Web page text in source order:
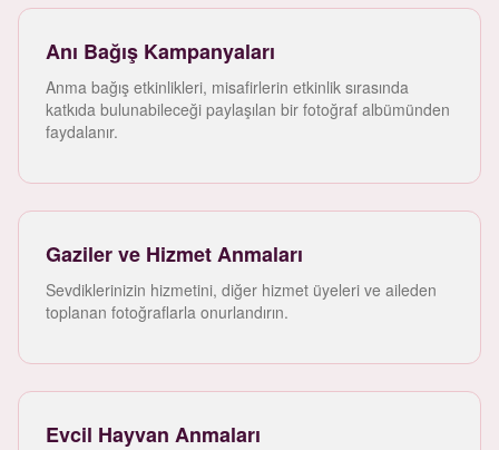
Anı Bağış Kampanyaları
Anma bağış etkinlikleri, misafirlerin etkinlik sırasında
katkıda bulunabileceği paylaşılan bir fotoğraf albümünden
faydalanır.
Gaziler ve Hizmet Anmaları
Sevdiklerinizin hizmetini, diğer hizmet üyeleri ve aileden
toplanan fotoğraflarla onurlandırın.
Evcil Hayvan Anmaları